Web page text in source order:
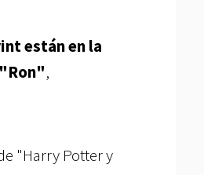
están en la
,
"Harry Potter y